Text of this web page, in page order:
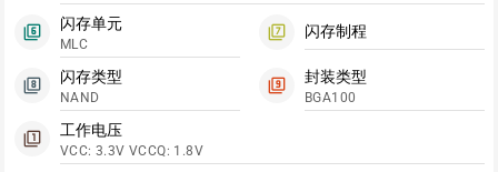
filter_6
闪存单元
MLC
filter_7 闪存制程
filter_8
闪存类型
NAND
filter_9
封装类型
BGA100
filter_1
工作电压
VCC: 3.3V VCCQ: 1.8V